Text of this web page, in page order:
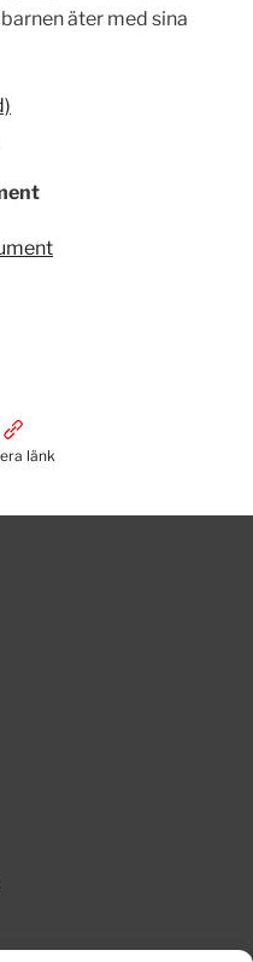
äter med sina
länk